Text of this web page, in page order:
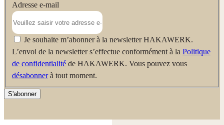
Adresse e-mail
Je souhaite m’abonner à la newsletter HAKAWERK.
L’envoi de la newsletter s’effectue conformément à la Politique
de confidentialité de HAKAWERK. Vous pouvez vous
désabonnerà tout moment.
S'abonner